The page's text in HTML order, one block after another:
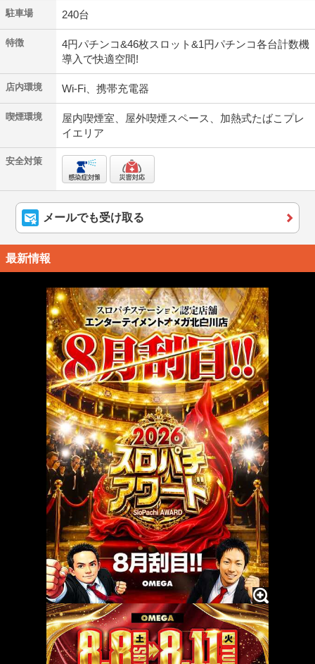
駐車場 240台
特徴
4円パチンコ&46枚スロット&1円パチンコ各台計数機
導入で快適空間!
店内環境 Wi-Fi、携帯充電器
喫煙環境
屋内喫煙室、屋外喫煙スペース、加熱式たばこプレ
イエリア
安全対策
メールでも受け取る
最新情報